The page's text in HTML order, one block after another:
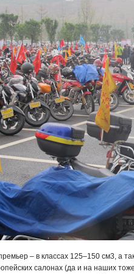
– в классах 125–150 см3, а
салонах (да и на наших